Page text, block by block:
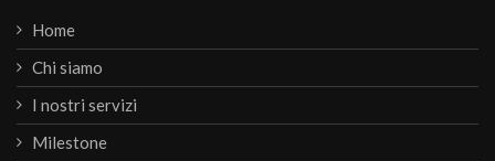
Home
Chi siamo
I nostri servizi
Milestone